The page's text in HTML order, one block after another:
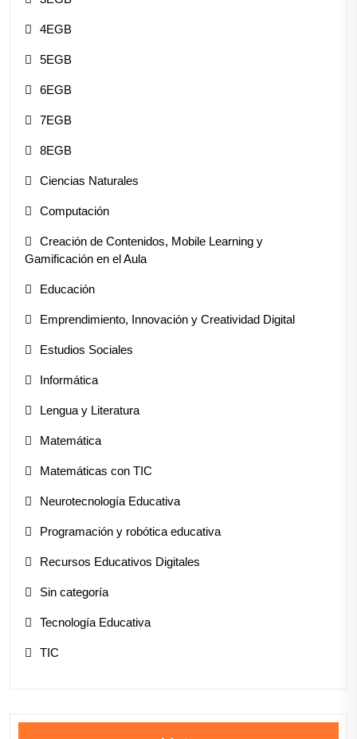
4EGB
5EGB
6EGB
7EGB
8EGB
Ciencias Naturales
Computación
Creación de Contenidos, Mobile Learning y
Gamificación en el Aula
Educación
Emprendimiento, Innovación y Creatividad Digital
Estudios Sociales
Informática
Lengua y Literatura
Matemática
Matemáticas con TIC
Neurotecnología Educativa
Programación y robótica educativa
Recursos Educativos Digitales
Sin categoría
Tecnología Educativa
TIC